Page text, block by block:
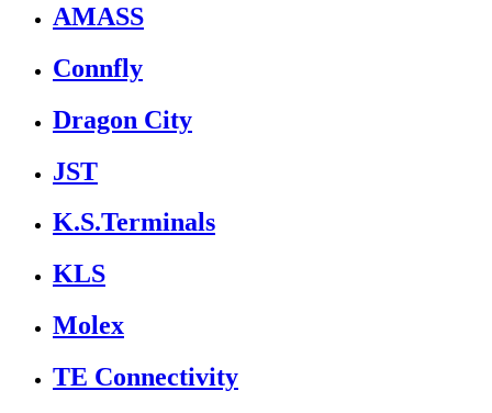
AMASS
Connfly
Dragon City
JST
K.S.Terminals
KLS
Molex
TE Connectivity